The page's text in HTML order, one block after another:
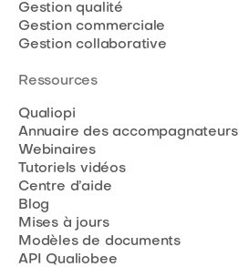
Gestion qualité
Gestion commerciale
Gestion collaborative
Ressources
Qualiopi
Annuaire des accompagnateurs
Webinaires
Tutoriels vidéos
Centre d’aide
Blog
Mises à jours
Modèles de documents
API Qualiobee